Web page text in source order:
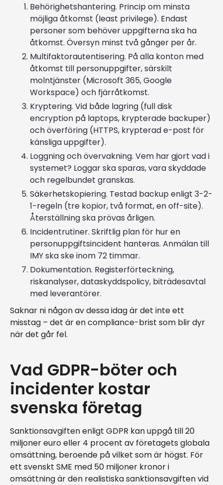
Behörighetshantering. Princip om minsta
möjliga åtkomst (least privilege). Endast
personer som behöver uppgifterna ska ha
åtkomst. Översyn minst två gånger per år.
Multifaktorautentisering. På alla konton med
åtkomst till personuppgifter, särskilt
molntjänster (Microsoft 365, Google
Workspace) och fjärråtkomst.
Kryptering. Vid både lagring (full disk
encryption på laptops, krypterade backuper)
och överföring (HTTPS, krypterad e-post för
känsliga uppgifter).
Loggning och övervakning. Vem har gjort vad i
systemet? Loggar ska sparas, vara skyddade
och regelbundet granskas.
Säkerhetskopiering. Testad backup enligt 3-2-
1-regeln (tre kopior, två format, en off-site).
Återställning ska prövas årligen.
Incidentrutiner. Skriftlig plan för hur en
personuppgiftsincident hanteras. Anmälan till
IMY ska ske inom 72 timmar.
Dokumentation. Registerförteckning,
riskanalyser, dataskyddspolicy, biträdesavtal
med leverantörer.
Saknar ni någon av dessa idag är det inte ett
misstag – det är en compliance-brist som blir dyr
när det går fel.
Vad GDPR-böter och
incidenter kostar
svenska företag
Sanktionsavgiften enligt GDPR kan uppgå till 20
miljoner euro eller 4 procent av företagets globala
omsättning, beroende på vilket som är högst. För
ett svenskt SME med 50 miljoner kronor i
omsättning är den realistiska sanktionsavgiften vid